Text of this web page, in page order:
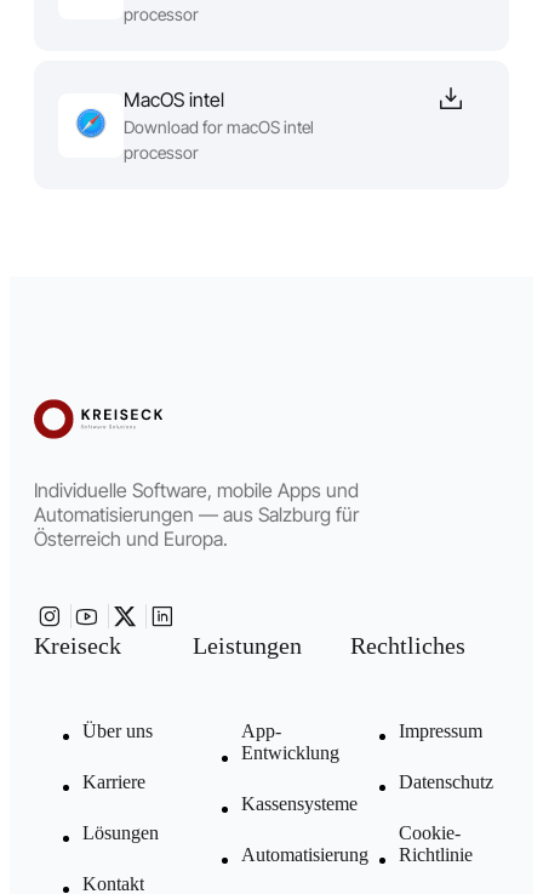
processor
MacOS intel
Download for macOS intel
processor
Individuelle Software, mobile Apps und
Automatisierungen — aus Salzburg für
Österreich und Europa.
Kreiseck
Über uns
Karriere
Lösungen
Kontakt
Leistungen
App-
Entwicklung
Kassensysteme
Automatisierung
Rechtliches
Impressum
Datenschutz
Cookie-
Richtlinie